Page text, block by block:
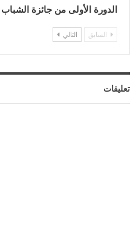
الدورة الأولى من جائزة الشباب
السابق التالي
تعليقات